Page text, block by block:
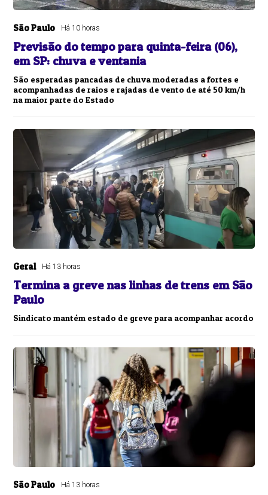
São Paulo Há 10 horas
Previsão do tempo para quinta-feira (06),
em SP: chuva e ventania
São esperadas pancadas de chuva moderadas a fortes e
acompanhadas de raios e rajadas de vento de até 50 km/h
na maior parte do Estado
Geral Há 13 horas
Termina a greve nas linhas de trens em São
Paulo
Sindicato mantém estado de greve para acompanhar acordo
São Paulo Há 13 horas